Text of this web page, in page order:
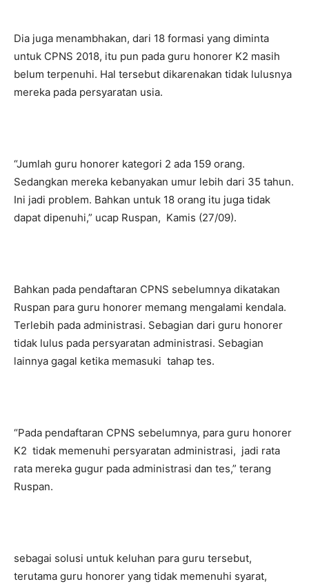
Dia juga menambhakan, dari 18 formasi yang diminta
untuk CPNS 2018, itu pun pada guru honorer K2 masih
belum terpenuhi. Hal tersebut dikarenakan tidak lulusnya
mereka pada persyaratan usia.
“Jumlah guru honorer kategori 2 ada 159 orang.
Sedangkan mereka kebanyakan umur lebih dari 35 tahun.
Ini jadi problem. Bahkan untuk 18 orang itu juga tidak
dapat dipenuhi,” ucap Ruspan, Kamis (27/09).
Bahkan pada pendaftaran CPNS sebelumnya dikatakan
Ruspan para guru honorer memang mengalami kendala.
Terlebih pada administrasi. Sebagian dari guru honorer
tidak lulus pada persyaratan administrasi. Sebagian
lainnya gagal ketika memasuki tahap tes.
“Pada pendaftaran CPNS sebelumnya, para guru honorer
K2 tidak memenuhi persyaratan administrasi, jadi rata
rata mereka gugur pada administrasi dan tes,” terang
Ruspan.
sebagai solusi untuk keluhan para guru tersebut,
terutama guru honorer yang tidak memenuhi syarat,